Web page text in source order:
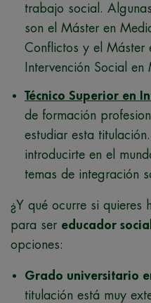
trabajo social.
son el Máster en
Conflictos y el Máster
Intervención Social en
Técnico Superior en
de formación
estudiar esta
introducirte en el
temas de integración
¿Y qué ocurre si quieres
para ser educador social
opciones:
Grado universitario
titulación está muy